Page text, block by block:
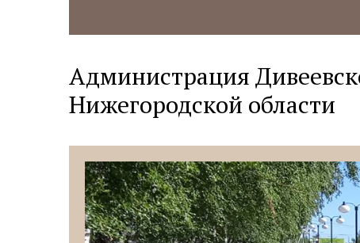
Администрация
Нижегородской области